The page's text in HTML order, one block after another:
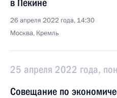
в Пекине
26 апреля 2022 года, 14:30
Москва, Кремль
25 апреля 2022 года,
Совещание по